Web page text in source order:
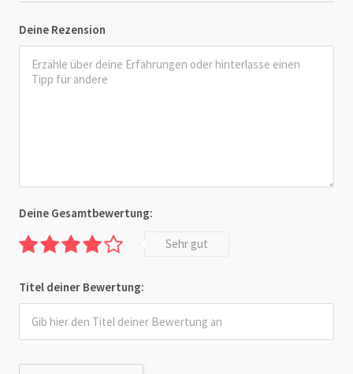
Deine Rezension
Deine Gesamtbewertung:
Sehr gut
Titel deiner Bewertung: